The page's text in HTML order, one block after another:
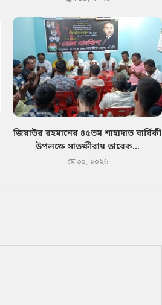
জিয়াউর রহমানের ৪৫তম শাহাদাত বার্ষিকী
উপলক্ষে সাতক্ষীরায় তারেক...
মে ৩০, ২০২৬